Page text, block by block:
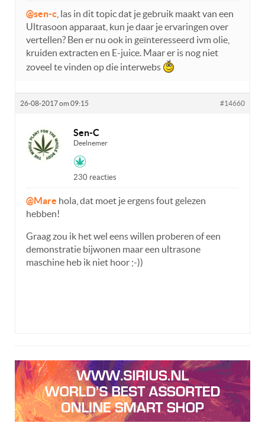
@sen-c , las in dit topic dat je gebruik maakt van een
Ultrasoon apparaat, kun je daar je ervaringen over
vertellen? Ben er nu ook in geïnteresseerd ivm olie,
kruiden extracten en E-juice. Maar er is nog niet
zoveel te vinden op die interwebs
26-08-2017 om 09:15 #14660
Sen-C
Deelnemer
230 reacties
@Mare hola, dat moet je ergens fout gelezen
hebben!
Graag zou ik het wel eens willen proberen of een
demonstratie bijwonen maar een ultrasone
maschine heb ik niet hoor ;-))